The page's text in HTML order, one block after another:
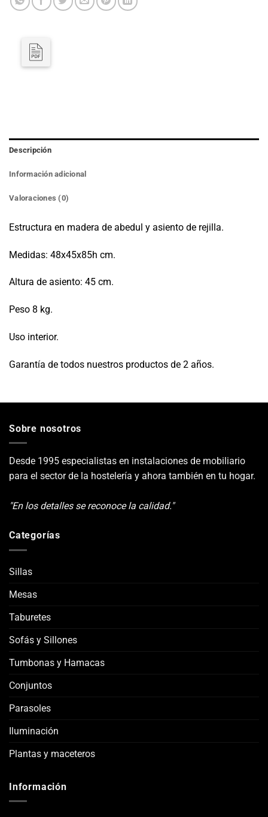
Descripción
Información adicional
Valoraciones (0)
Estructura en madera de abedul y asiento de rejilla.
Medidas: 48x45x85h cm.
Altura de asiento: 45 cm.
Peso 8 kg.
Uso interior.
Garantía de todos nuestros productos de 2 años.
Sobre nosotros
Desde 1995 especialistas en instalaciones de mobiliario
para el sector de la hostelería y ahora también en tu hogar.
"En los detalles se reconoce la calidad."
Categorías
Sillas
Mesas
Taburetes
Sofás y Sillones
Tumbonas y Hamacas
Conjuntos
Parasoles
Iluminación
Plantas y maceteros
Información